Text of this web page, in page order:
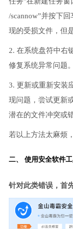
/scannow”并按下
现的受损文件，但
2. 在系统盘符中右
修复系统异常问题。
3. 更新或重新安装
现问题，尝试更新
潜在的文件冲突或
若以上方法太麻烦
二、 使用安全软件
针对此类错误，首